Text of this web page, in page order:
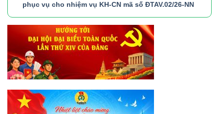
phục vụ cho nhiệm vụ KH-CN mã số ĐTAV.02/26-NN